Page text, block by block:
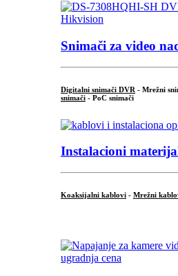
Snimači za video
Digitalni snimači DVR - Mrežni
snimači - PoC snimači
Instalacioni
Koaksijalni kablovi - Mrežni